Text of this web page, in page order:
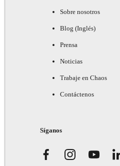
Sobre nosotros
Blog (Inglés)
Prensa
Noticias
Trabaje en Chaos
Contáctenos
Síganos